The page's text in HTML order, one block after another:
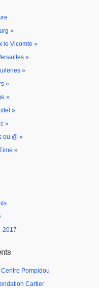
»
le Vicomte »
»
»
»
»
»
»
ou @ »
»
2017
Pompidou
Cartier